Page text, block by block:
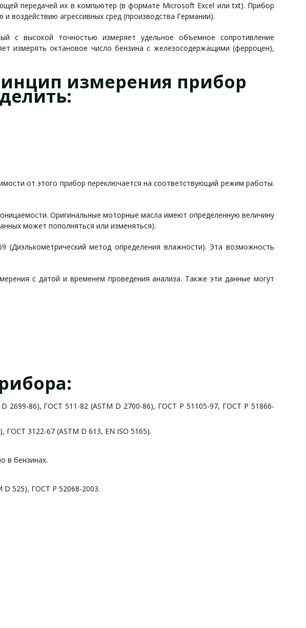
передачей их в компьютер (в формате Microsoft Excel или txt). Прибор
воздействию агрессивных сред (производства Германии).
с высокой точностью измеряет удельное объемное сопротивление
измерять октановое число бензина с железосодержащими (ферроцен),
измерения прибор
от этого прибор переключается на соответствующий режим работы.
Оригинальные моторные масла имеют определенную величину
может пополняться или изменяться).
метод определения влажности). Эта возможность
с датой и временем проведения анализа. Также эти данные могут
2699-86), ГОСТ 511-82 (ASTM D 2700-86), ГОСТ Р 51105-97, ГОСТ Р 51866-
3122-67 (ASTM D 613, EN ISO 5165).
в бензинах.
D 525), ГОСТ Р 52068-2003.